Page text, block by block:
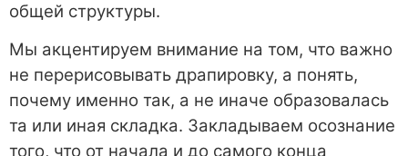
общей структуры.
Мы акцентируем внимание на том, что важно
не перерисовывать драпировку, а понять,
почему именно так, а не иначе образовалась
та или иная складка. Закладываем осознание
того, что от начала и до самого конца